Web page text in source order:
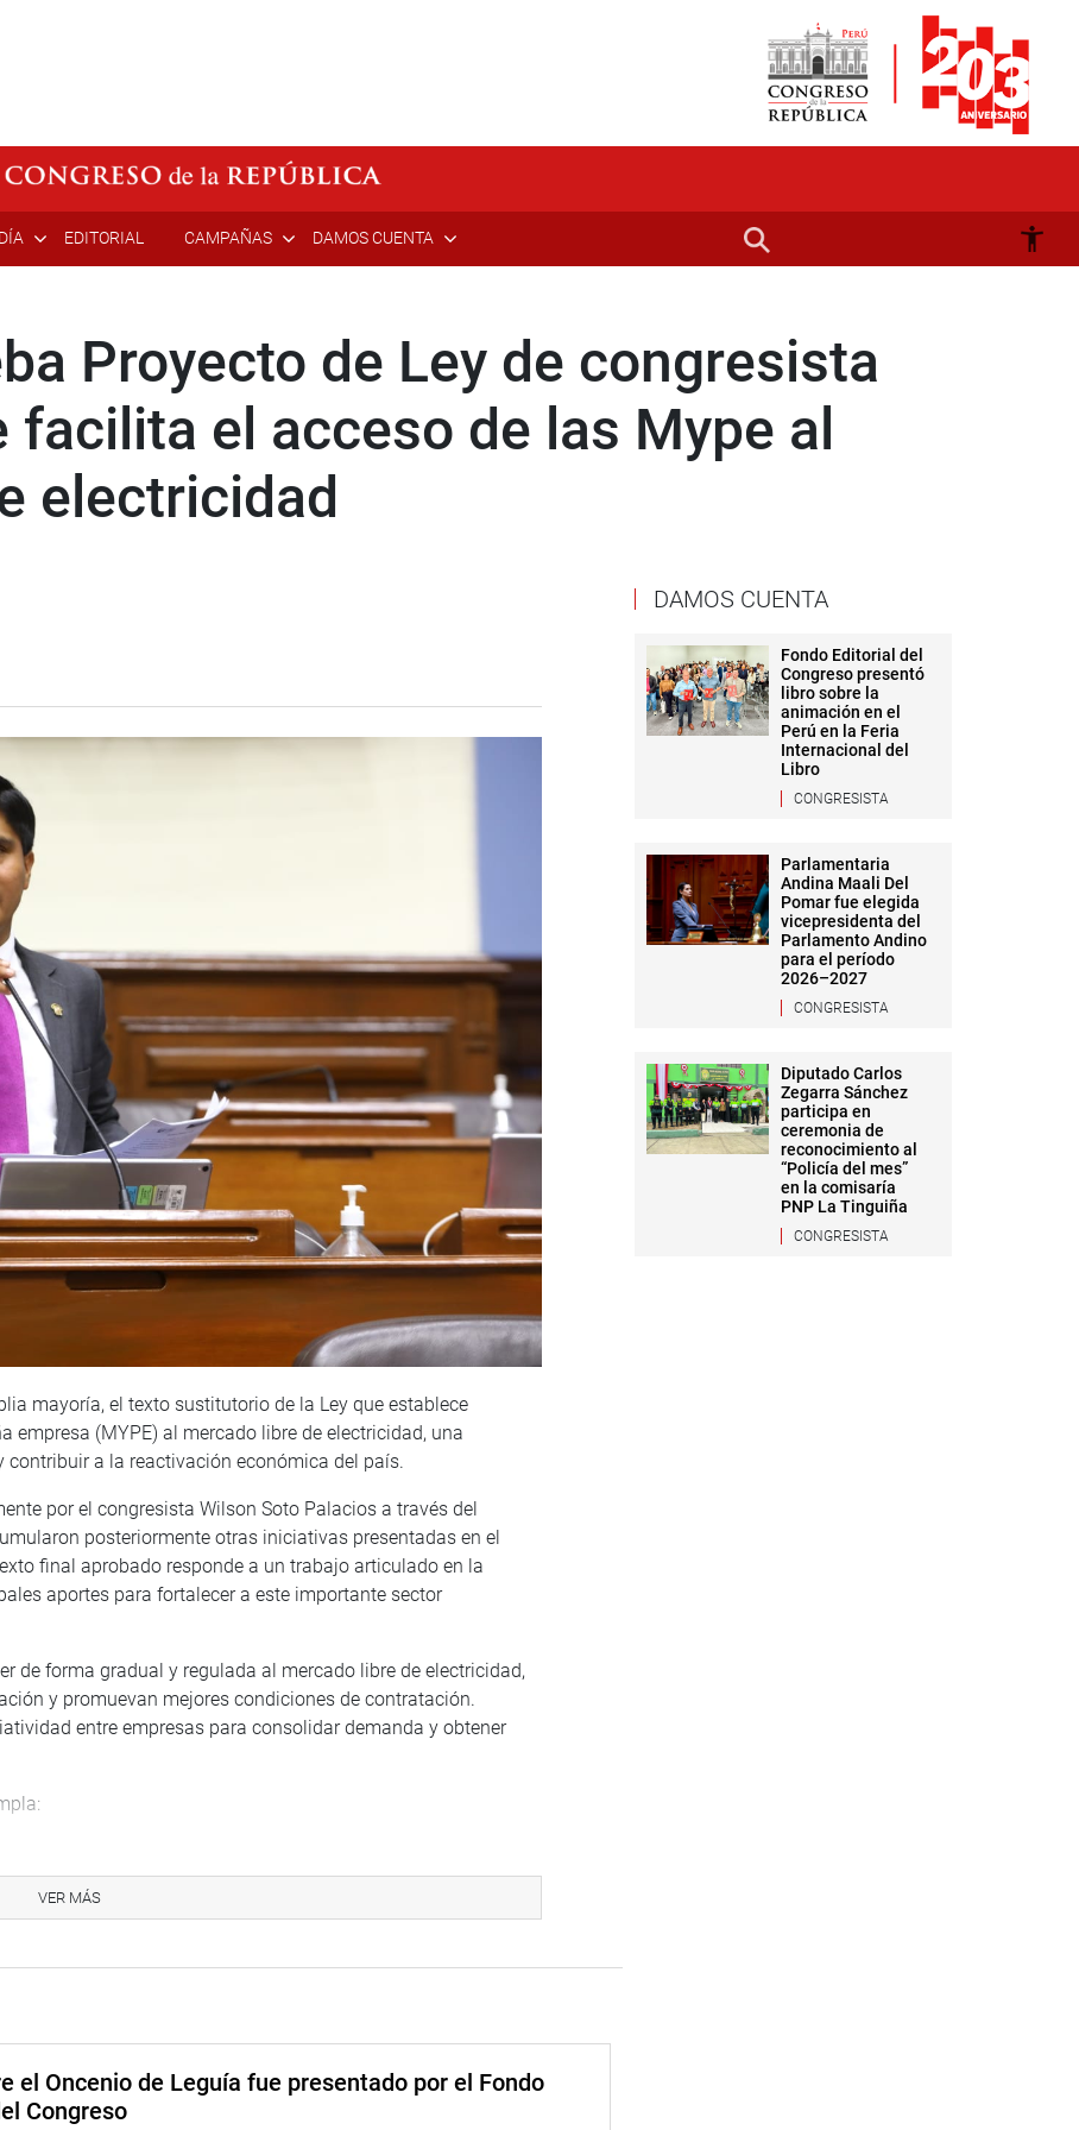
EDITORIAL CAMPAÑAS DAMOS CUENTA
Proyecto de Ley de congresista
facilita el acceso de las Mype al
electricidad
mayoría, el texto sustitutorio de la Ley que establece
empresa (MYPE) al mercado libre de electricidad, una
a la reactivación económica del país.
por el congresista Wilson Soto Palacios a través del
posteriormente otras iniciativas presentadas en el
final aprobado responde a un trabajo articulado en la
aportes para fortalecer a este importante sector
de forma gradual y regulada al mercado libre de electricidad,
y promuevan mejores condiciones de contratación.
entre empresas para consolidar demanda y obtener
sujetos habilitados para contratar conjuntamente
un paso clave para democratizar el acceso a servicios
las pequeñas unidades productivas que sostienen gran
impulsando reformas que den más oportunidades a
de condiciones”, afirmó.
VER MÁS
el Oncenio de Leguía fue presentado por el Fondo
Congreso
DAMOS CUENTA
Fondo Editorial del
Congreso presentó
libro sobre la
animación en el
Perú en la Feria
Internacional del
Libro
CONGRESISTA
Parlamentaria
Andina Maali Del
Pomar fue elegida
vicepresidenta del
Parlamento Andino
para el período
2026–2027
CONGRESISTA
Diputado Carlos
Zegarra Sánchez
participa en
ceremonia de
reconocimiento al
“Policía del mes”
en la comisaría
PNP La Tinguiña
CONGRESISTA